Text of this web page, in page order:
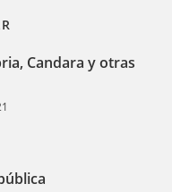
Candara y otras